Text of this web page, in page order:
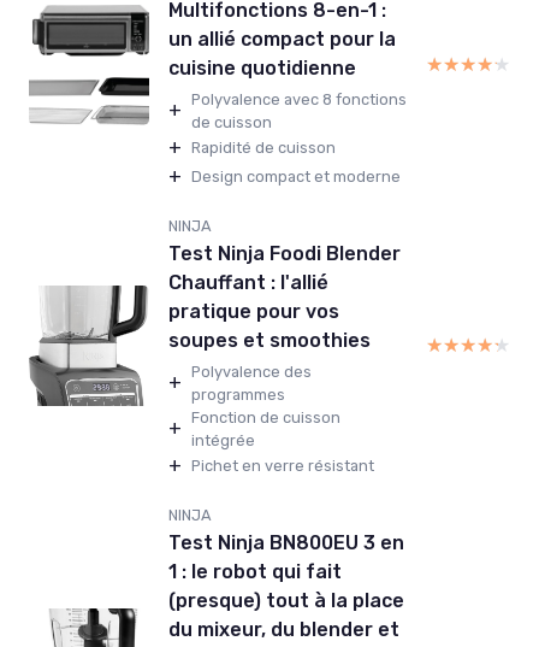
Multifonctions 8-en-1 :
un allié compact pour la
cuisine quotidienne
+ Polyvalence avec 8 fonctions
de cuisson
+ Rapidité de cuisson
+ Design compact et moderne
★★★★★
★★★★★
NINJA
Test Ninja Foodi Blender
Chauffant : l'allié
pratique pour vos
soupes et smoothies
+ Polyvalence des
programmes
+ Fonction de cuisson
intégrée
+ Pichet en verre résistant
★★★★★
★★★★★
NINJA
Test Ninja BN800EU 3 en
1 : le robot qui fait
(presque) tout à la place
du mixeur, du blender et